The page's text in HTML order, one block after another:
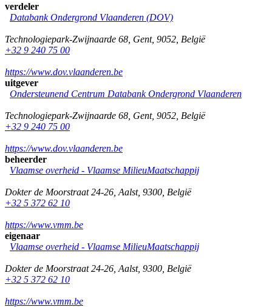
verdeler
Databank Ondergrond Vlaanderen (DOV)
Technologiepark-Zwijnaarde 68 Gent, 9052 België
+32 9 240 75 00
https://www.dov.vlaanderen.be
uitgever
Ondersteunend Centrum Databank Ondergrond Vlaanderen
Technologiepark-Zwijnaarde 68 Gent, 9052 België
+32 9 240 75 00
https://www.dov.vlaanderen.be
beheerder
Vlaamse overheid - Vlaamse MilieuMaatschappij
Dokter de Moorstraat 24-26 Aalst, 9300 België
+32 5 372 62 10
https://www.vmm.be
eigenaar
Vlaamse overheid - Vlaamse MilieuMaatschappij
Dokter de Moorstraat 24-26 Aalst, 9300 België
+32 5 372 62 10
https://www.vmm.be